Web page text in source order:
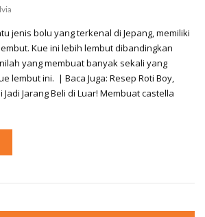
jenis bolu yang terkenal di Jepang, memiliki
Kue ini lebih lembut dibandingkan
yang membuat banyak sekali yang
lembut ini. | Baca Juga: Resep Roti Boy,
Jarang Beli di Luar! Membuat castella